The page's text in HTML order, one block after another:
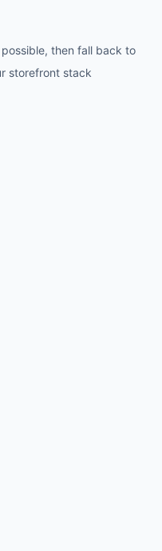
then fall back to
storefront stack